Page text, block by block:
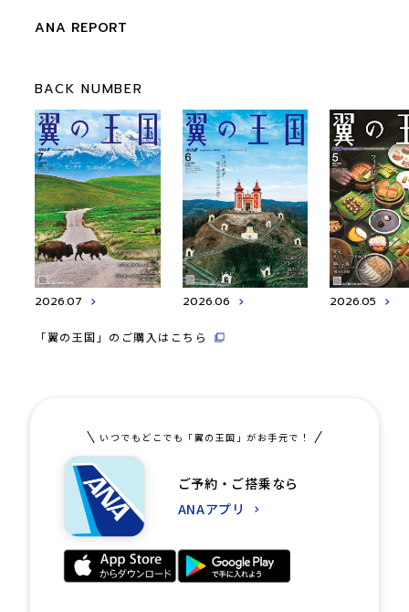
ANA REPORT
BACK NUMBER
2026.07 2026.06 2026.05
「翼の王国」のご購入はこちら
いつでもどこでも「翼の王国」がお手元で！
ご予約・ご搭乗なら
ANAアプリ